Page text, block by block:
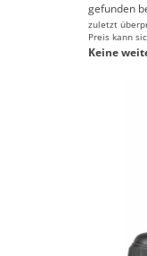
gefunden
zuletzt
Preis kann
Keine